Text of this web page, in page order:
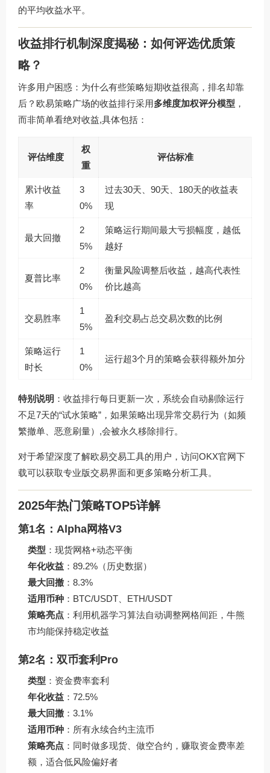
的平均收益水平。
收益排行机制深度揭秘：如何评选优质策
略？
许多用户困惑：为什么有些策略短期收益很高，排名却靠
后？欧易策略广场的收益排行采用多维度加权评分模型 ，
而非简单看绝对收益,具体包括：
评估维度
权
重
评估标准
累计收益
率
3
0%
过去30天、90天、180天的收益表
现
最大回撤
2
5%
策略运行期间最大亏损幅度，越低
越好
夏普比率
2
0%
衡量风险调整后收益，越高代表性
价比越高
交易胜率
1
5%
盈利交易占总交易次数的比例
策略运行
时长
1
0%
运行超3个月的策略会获得额外加分
特别说明 ：收益排行每日更新一次，系统会自动剔除运行
不足7天的“试水策略”，如果策略出现异常交易行为（如频
繁撤单、恶意刷量）,会被永久移除排行。
对于希望深度了解欧易交易工具的用户，访问OKX官网下
载可以获取专业版交易界面和更多策略分析工具。
2025年热门策略TOP5详解
第1名：Alpha网格V3
类型 ：现货网格+动态平衡
年化收益 ：89.2%（历史数据）
最大回撤 ：8.3%
适用币种 ：BTC/USDT、ETH/USDT
策略亮点 ：利用机器学习算法自动调整网格间距，牛熊
市均能保持稳定收益
第2名：双币套利Pro
类型 ：资金费率套利
年化收益 ：72.5%
最大回撤 ：3.1%
适用币种 ：所有永续合约主流币
策略亮点 ：同时做多现货、做空合约，赚取资金费率差
额，适合低风险偏好者